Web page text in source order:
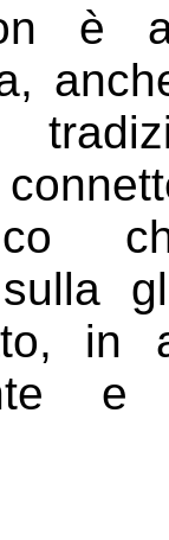
è
in
e